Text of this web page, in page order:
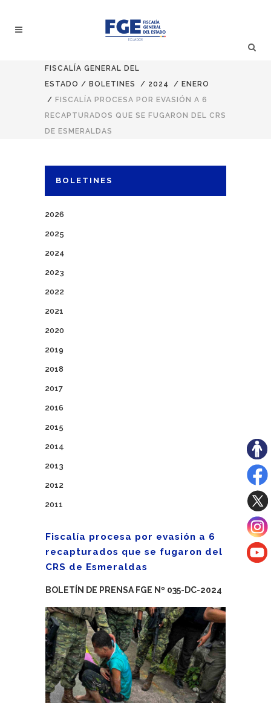
FISCALÍA GENERAL DEL
ESTADO / BOLETINES / 2024 / ENERO
/ FISCALÍA PROCESA POR EVASIÓN A 6
RECAPTURADOS QUE SE FUGARON DEL CRS
DE ESMERALDAS
BOLETINES
2026
2025
2024
2023
2022
2021
2020
2019
2018
2017
2016
2015
2014
2013
2012
2011
Fiscalía procesa por evasión a 6
recapturados que se fugaron del
CRS de Esmeraldas
BOLETÍN DE PRENSA FGE Nº 035-DC-2024